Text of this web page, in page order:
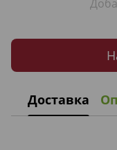
Доставка